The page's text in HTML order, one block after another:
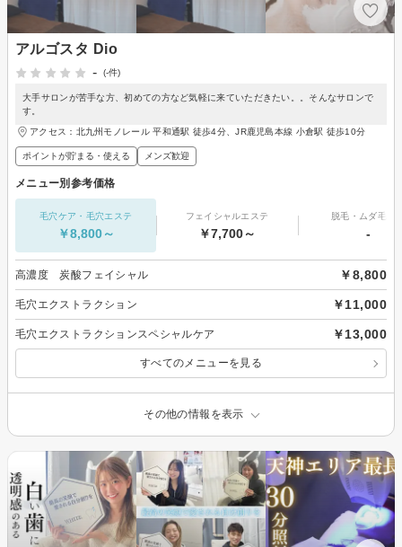
アルゴスタ Dio
-
(-件)
大手サロンが苦手な方、初めての方など気軽に来ていただきたい。。そんなサロンで
す。
アクセス：北九州モノレール 平和通駅 徒歩4分、JR鹿児島本線 小倉駅 徒歩10分
ポイントが貯まる・使える メンズ歓迎
メニュー別参考価格
毛穴ケア・毛穴エステ
￥8,800～
フェイシャルエステ
￥7,700～
脱毛・ムダ毛処
-
高濃度 炭酸フェイシャル ￥8,800
毛穴エクストラクション ￥11,000
毛穴エクストラクションスペシャルケア ￥13,000
すべてのメニューを見る
その他の情報を表示